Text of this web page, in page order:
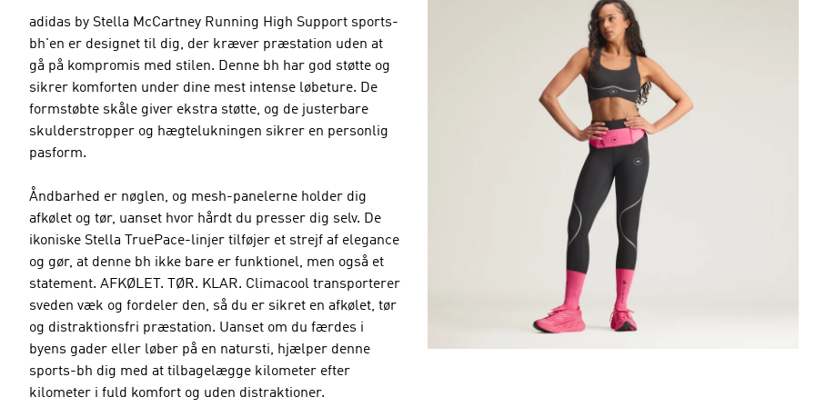
adidas by Stella McCartney Running High Support sports-
bh'en er designet til dig, der kræver præstation uden at
gå på kompromis med stilen. Denne bh har god støtte og
sikrer komforten under dine mest intense løbeture. De
formstøbte skåle giver ekstra støtte, og de justerbare
skulderstropper og hægtelukningen sikrer en personlig
pasform.
Åndbarhed er nøglen, og mesh-panelerne holder dig
afkølet og tør, uanset hvor hårdt du presser dig selv. De
ikoniske Stella TruePace-linjer tilføjer et strejf af elegance
og gør, at denne bh ikke bare er funktionel, men også et
statement. AFKØLET. TØR. KLAR. Climacool transporterer
sveden væk og fordeler den, så du er sikret en afkølet, tør
og distraktionsfri præstation. Uanset om du færdes i
byens gader eller løber på en natursti, hjælper denne
sports-bh dig med at tilbagelægge kilometer efter
kilometer i fuld komfort og uden distraktioner.